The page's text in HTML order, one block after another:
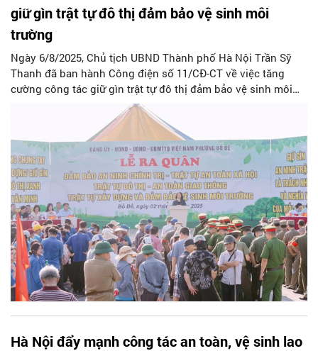
giữ gìn trật tự đô thị đảm bảo vệ sinh môi
trường
Ngày 6/8/2025, Chủ tịch UBND Thành phố Hà Nội Trần Sỹ
Thanh đã ban hành Công điện số 11/CĐ-CT về việc tăng
cường công tác giữ gìn trật tự đô thị đảm bảo vệ sinh môi
trường trên địa bàn Thành phố.
Hà Nội đẩy mạnh công tác an toàn, vệ sinh lao